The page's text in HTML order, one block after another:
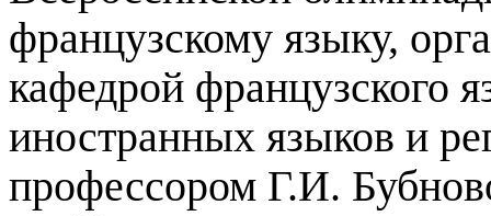
французскому языку,
кафедрой французского
иностранных языков и
профессором Г.И.